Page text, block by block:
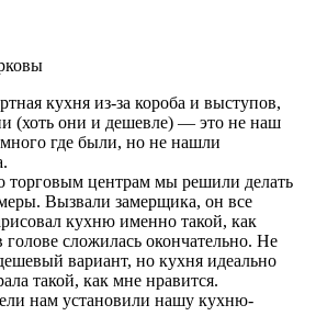
кухня из-за короба и выступов,
(хоть они и дешевле) — это не наш
где были, но не нашли
торговым центрам мы решили делать
Вызвали замерщика, он все
кухню именно такой, как
голове сложилась окончательно. Не
вариант, но кухня идеально
такой, как мне нравится.
нам установили нашу кухню-